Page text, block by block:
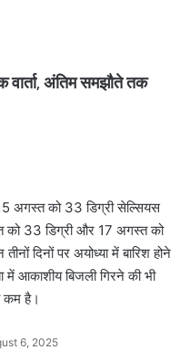
अंतिम समझौते तक
अगस्त को 33 डिग्री सेल्सियस
को 33 डिग्री और 17 अगस्त को
दिनों पर अयोध्या में बारिश होने
में आकाशीय बिजली गिरने की भी
कम है।
6, 2025